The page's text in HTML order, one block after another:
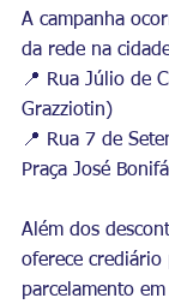
A campanha
da rede na
📍 Rua Júlio de
Grazziotin)
📍 Rua 7 de
Praça José
Além dos
oferece
parcelamento